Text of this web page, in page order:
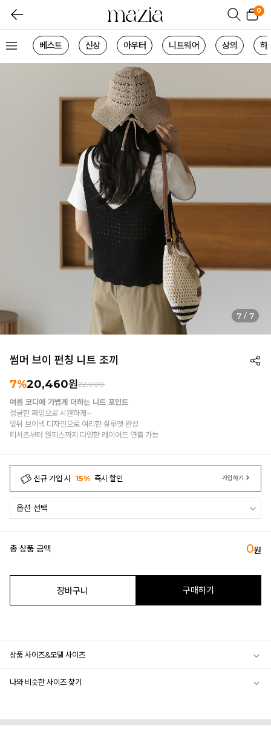
0
베스트 신상 아우터 니트웨어 상의 하
7 / 7
썸머 브이 펀칭 니트 조끼
7%20,460원22,000
여름 코디에 가볍게 더하는 니트 포인트
성글한 짜임으로 시원하게~
앞뒤 브이넥 디자인으로 여리한 실루엣 완성
티셔츠부터 원피스까지 다양한 레이어드 연출 가능
신규 가입 시 15% 즉시 할인 가입하기
총 상품 금액 0원
장바구니 구매하기
상품 사이즈&모델 사이즈
나와 비슷한 사이즈 찾기